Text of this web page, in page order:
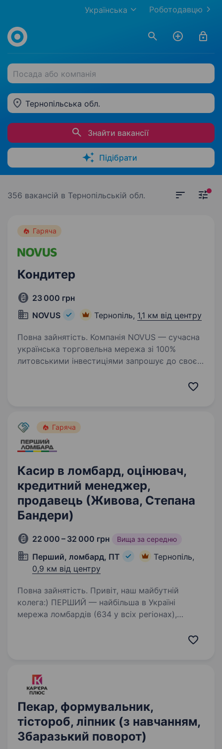
Роботодавцю
Українська
Посада або компанія
Тернопільська обл.
Знайти вакансії
Підібрати
356 вакансій в Тернопільській обл.
Гаряча
Кондитер
23 000 грн
NOVUS
Тернопіль, 1,1 км від центру
Повна зайнятість. Компанія NOVUS — сучасна
українська торговельна мережа зі 100%
литовськими інвестиціями запрошує до своєї
Гаряча
Касир в ломбард, оцінювач,
кредитний менеджер,
продавець (Живова, Степана
Бандери)
22 000 – 32 000 грн Вища за середню
Перший, ломбард, ПТ
Тернопіль,
0,9 км від центру
Повна зайнятість. Привіт, наш майбутній
колега:) ПЕРШИЙ — найбільша в Україні
мережа ломбардів (634 у всіх регіонах),
отримати різні фінансові послуги та купити
Пекар, формувальник,
тістороб, ліпник (з навчанням,
Збаразький поворот)